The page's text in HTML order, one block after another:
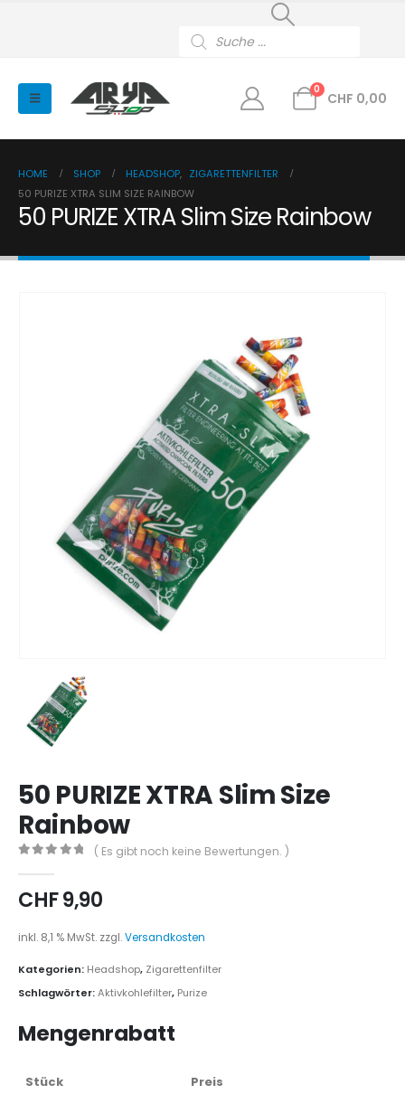
search
0
CHF 0,00
HOME SHOP HEADSHOP, ZIGARETTENFILTER
50 PURIZE XTRA SLIM SIZE RAINBOW
50 PURIZE XTRA Slim Size Rainbow
50 PURIZE XTRA Slim Size
Rainbow
( Es gibt noch keine Bewertungen. )
CHF9,90
inkl. 8,1 % MwSt. zzgl.Versandkosten
Kategorien: Headshop, Zigarettenfilter
Schlagwörter:Aktivkohlefilter, Purize
Mengenrabatt
Stück
Preis